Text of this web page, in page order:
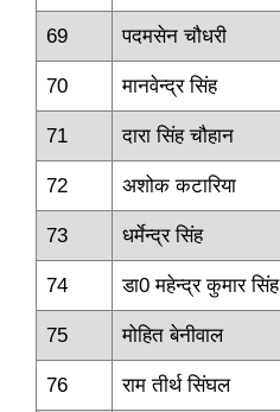
69 पदमसेन चौधरी
70 मानवेन्‍द्र सिंह
71 दारा सिंह चौहान
72 अशोक कटारिया
73 धर्मेन्‍द्र सिंह
74 डा0 महेन्‍द्र कुमार सिंह
75 मोहित बेनीवाल
76 राम तीर्थ सिंघल